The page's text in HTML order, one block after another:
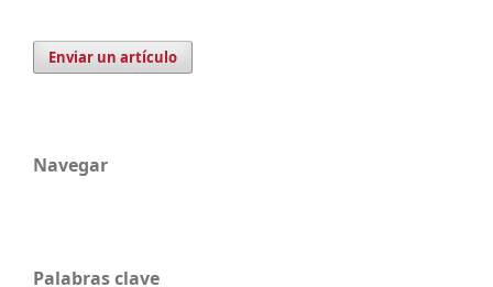
Enviar un artículo
Navegar
Palabras clave